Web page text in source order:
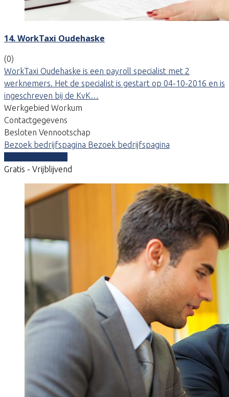
14. WorkTaxi Oudehaske
(0)
WorkTaxi Oudehaske is een payroll specialist met 2
werknemers. Het de specialist is gestart op 04-10-2016 en is
ingeschreven bij de KvK…
Werkgebied Workum
Contactgegevens
Besloten Vennootschap
Bezoek bedrijfspagina Bezoek bedrijfspagina
Gratis - Vrijblijvend